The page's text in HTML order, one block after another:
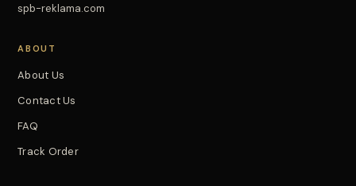
spb-reklama.com
ABOUT
About Us
Contact Us
FAQ
Track Order